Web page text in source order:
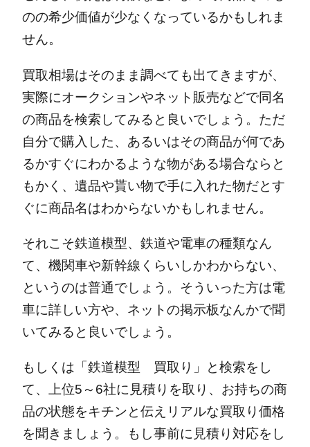
のの希少価値が少なくなっているかもしれま
せん。
買取相場はそのまま調べても出てきますが、
実際にオークションやネット販売などで同名
の商品を検索してみると良いでしょう。 ただ
自分で購入した、あるいはその商品が何であ
るかすぐにわかるような物がある場合ならと
もかく、遺品や貰い物で手に入れた物だとす
ぐに商品名はわからないかもしれません。
それこそ鉄道模型、鉄道や電車の種類なん
て、機関車や新幹線くらいしかわからない、
というのは普通でしょう。 そういった方は電
車に詳しい方や、ネットの掲示板なんかで聞
いてみると良いでしょう。
もしくは「鉄道模型 買取り」と検索をし
て、上位5～6社に見積りを取り、お持ちの商
品の状態をキチンと伝えリアルな買取り価格
を聞きましょう。
もし事前に見積り対応をし